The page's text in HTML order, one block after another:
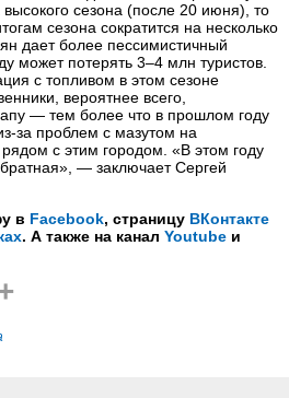
сезона (после 20 июня), то
сезона сократится на несколько
дает более пессимистичный
может потерять 3–4 млн туристов.
с топливом в этом сезоне
вероятнее всего,
— тем более что в прошлом году
за проблем с мазутом на
с этим городом. «В этом году
— заключает Сергей
в Facebook, страницу ВКонтакте
. А также на канал Youtube и